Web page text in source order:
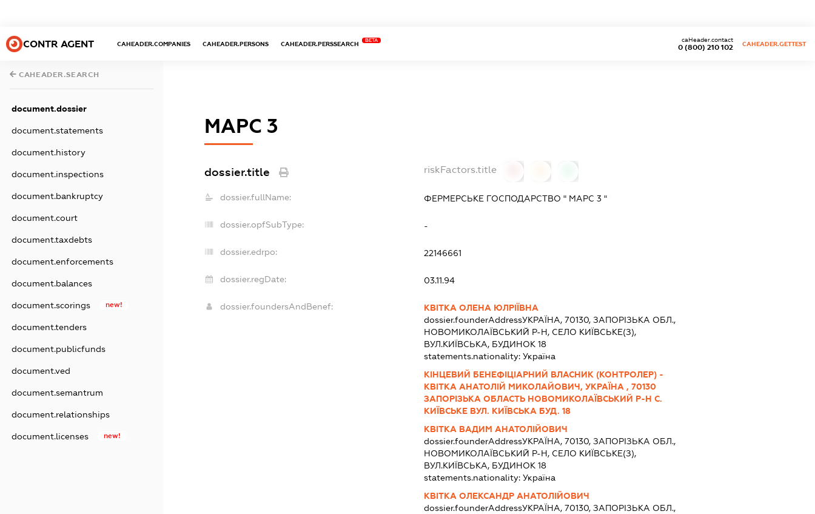
CONTR AGENT CAHEADER.COMPANIES CAHEADER.PERSONS CAHEADER.PERSSEARCH
BETA
0 (800) 210 102
caHeader.contact
CAHEADER.GETTEST
CAHEADER.SEARCH
document.dossier
document.statements
document.history
document.inspections
document.bankruptcy
document.court
document.taxdebts
document.enforcements
document.balances
document.scorings new!
document.tenders
document.publicfunds
document.ved
document.semantrum
document.relationships
document.licenses new!
МАРС 3
dossier.title riskFactors.title
dossier.fullName: ФЕРМЕРСЬКЕ ГОСПОДАРСТВО " МАРС 3 "
dossier.opfSubType: -
dossier.edrpo: 22146661
dossier.regDate: 03.11.94
dossier.foundersAndBenef:
КВІТКА ОЛЕНА ЮЛРІЇВНА
dossier.founderAddressУКРАЇНА, 70130, ЗАПОРІЗЬКА ОБЛ.,
НОВОМИКОЛАЇВСЬКИЙ Р-Н, СЕЛО КИЇВСЬКЕ(З),
ВУЛ.КИЇВСЬКА, БУДИНОК 18
statements.nationality: Україна
КІНЦЕВИЙ БЕНЕФІЦІАРНИЙ ВЛАСНИК (КОНТРОЛЕР) -
КВІТКА АНАТОЛІЙ МИКОЛАЙОВИЧ, УКРАЇНА , 70130
ЗАПОРІЗЬКА ОБЛАСТЬ НОВОМИКОЛАЇВСЬКИЙ Р-Н С.
КИЇВСЬКЕ ВУЛ. КИЇВСЬКА БУД. 18
КВІТКА ВАДИМ АНАТОЛІЙОВИЧ
dossier.founderAddressУКРАЇНА, 70130, ЗАПОРІЗЬКА ОБЛ.,
НОВОМИКОЛАЇВСЬКИЙ Р-Н, СЕЛО КИЇВСЬКЕ(З),
ВУЛ.КИЇВСЬКА, БУДИНОК 18
statements.nationality: Україна
КВІТКА ОЛЕКСАНДР АНАТОЛІЙОВИЧ
dossier.founderAddressУКРАЇНА, 70130, ЗАПОРІЗЬКА ОБЛ.,